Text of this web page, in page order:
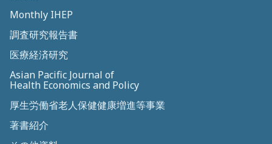
Monthly IHEP
調査研究報告書
医療経済研究
Asian Pacific Journal of
Health Economics and Policy
厚生労働省老人保健健康増進等事業
著書紹介